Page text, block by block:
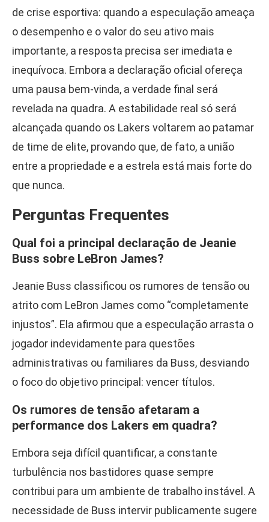
de crise esportiva: quando a especulação ameaça
o desempenho e o valor do seu ativo mais
importante, a resposta precisa ser imediata e
inequívoca. Embora a declaração oficial ofereça
uma pausa bem-vinda, a verdade final será
revelada na quadra. A estabilidade real só será
alcançada quando os Lakers voltarem ao patamar
de time de elite, provando que, de fato, a união
entre a propriedade e a estrela está mais forte do
que nunca.
Perguntas Frequentes
Qual foi a principal declaração de Jeanie
Buss sobre LeBron James?
Jeanie Buss classificou os rumores de tensão ou
atrito com LeBron James como “completamente
injustos”. Ela afirmou que a especulação arrasta o
jogador indevidamente para questões
administrativas ou familiares da Buss, desviando
o foco do objetivo principal: vencer títulos.
Os rumores de tensão afetaram a
performance dos Lakers em quadra?
Embora seja difícil quantificar, a constante
turbulência nos bastidores quase sempre
contribui para um ambiente de trabalho instável. A
necessidade de Buss intervir publicamente sugere